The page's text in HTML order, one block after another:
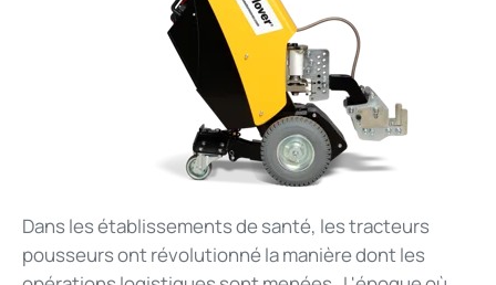
Dans les établissements de santé, les tracteurs
pousseurs ont révolutionné la manière dont les